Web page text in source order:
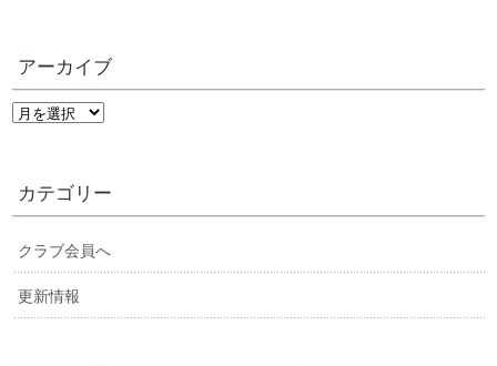
アーカイブ
ア
ブ
カテゴリー
クラブ会員へ
更新情報